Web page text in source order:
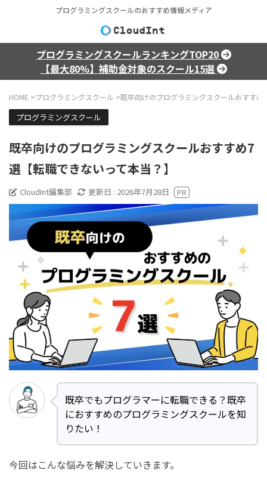
プログラミングスクールのおすすめ情報メディア
プログラミングスクールランキングTOP20
【最大80%】補助金対象のスクール15選
HOME >プログラミングスクール >既卒向けのプログラミングスクールおすす
プログラミングスクール
既卒向けのプログラミングスクールおすすめ7
選【転職できないって本当？】
CloudInt編集部 更新日 : 2026年7月28日
既卒でもプログラマーに転職できる？既卒
におすすめのプログラミングスクールを知
りたい！
今回はこんな悩みを解決していきます。